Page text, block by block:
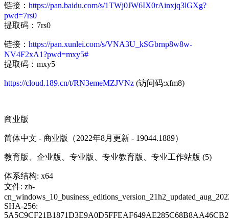
链接： https://pan.baidu.com/s/1TWj0JW6IX0rAinxjq3lGXg?
pwd=7rs0
提取码：7rs0
链接： https://pan.xunlei.com/s/VNA3U_kSGbrnp8w8w-
NV4F2xA1?pwd=mxy5#
提取码：mxy5
https://cloud.189.cn/t/RN3emeMZJVNz (访问码:xfm8)
商业版
简体中文 - 商业版（2022年8月更新 - 19044.1889）
教育版、企业版、专业版、专业教育版、专业工作站版 (5)
体系结构: x64
文件: zh-
SHA-256: